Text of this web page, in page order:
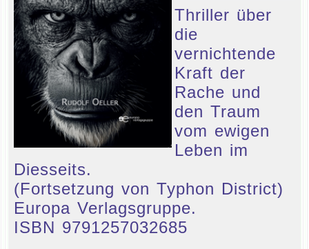
Thriller über
die
vernichtende
Kraft der
Rache und
den Traum
vom ewigen
Leben im
Diesseits.
(Fortsetzung von Typhon District)
Europa Verlagsgruppe.
ISBN 9791257032685